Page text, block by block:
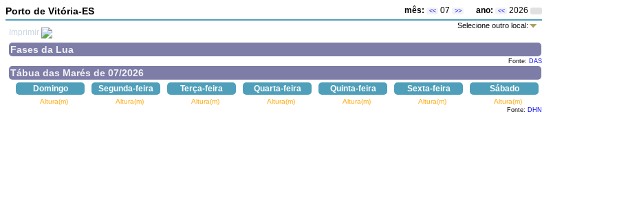
Porto de Vitória-ES mês: << 07 >> ano: << 2026
Imprimir
Selecione outro local:
Fases da Lua
Fonte: DAS
Tábua das Marés de 07/2026
Domingo Segunda-feira Terça-feira Quarta-feira Quinta-feira Sexta-feira Sábado
Altura(m) Altura(m) Altura(m) Altura(m) Altura(m) Altura(m) Altura(m)
Fonte: DHN